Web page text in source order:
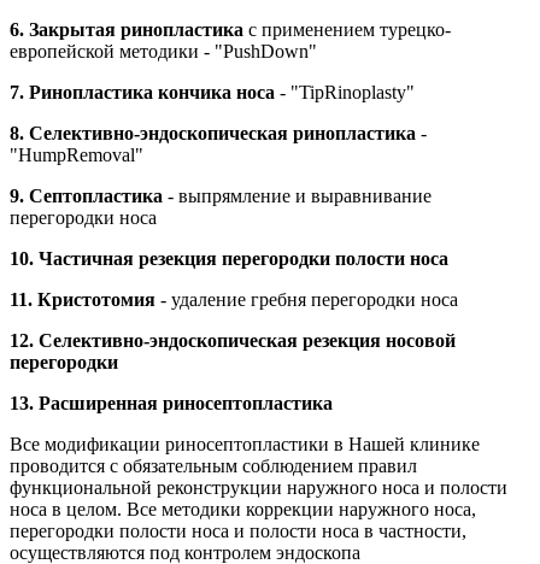
6. Закрытая ринопластика с применением турецко-
европейской методики - "PushDown"
7. Ринопластика кончика носа - "TipRinoplasty"
8. Селективно-эндоскопическая ринопластика -
"HumpRemoval"
9. Септопластика - выпрямление и выравнивание
перегородки носа
10. Частичная резекция перегородки полости носа
11. Кристотомия - удаление гребня перегородки носа
12. Селективно-эндоскопическая резекция носовой
перегородки
13. Расширенная риносептопластика
Все модификации риносептопластики в Нашей клинике
проводится с обязательным соблюдением правил
функциональной реконструкции наружного носа и полости
носа в целом. Все методики коррекции наружного носа,
перегородки полости носа и полости носа в частности,
осуществляются под контролем эндоскопа